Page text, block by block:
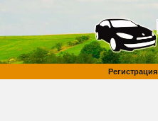
Регистрация